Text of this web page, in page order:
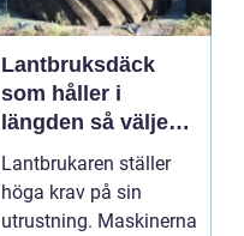
Lantbruksdäck
som håller i
längden så väljer
du rätt
Lantbrukaren ställer
höga krav på sin
utrustning. Maskinerna